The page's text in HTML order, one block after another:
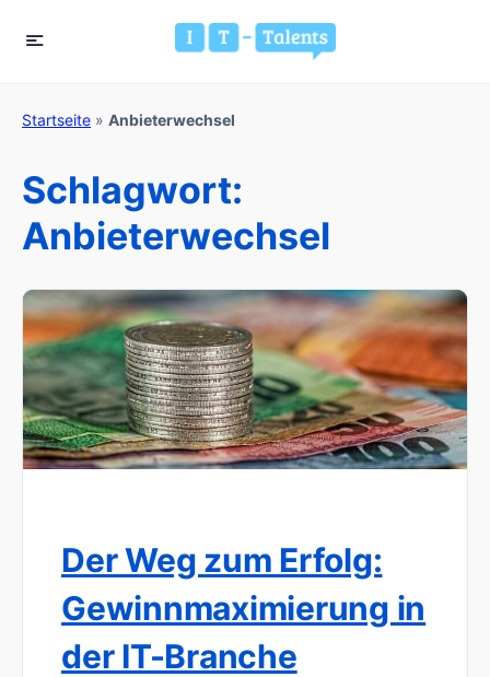
Startseite » Anbieterwechsel
Schlagwort:
Anbieterwechsel
Der Weg zum Erfolg:
Gewinnmaximierung in
der IT-Branche